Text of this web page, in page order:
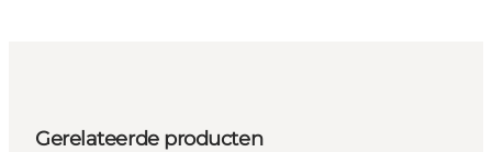
Gerelateerde producten